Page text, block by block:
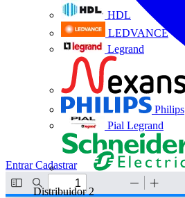
HDL
LEDVANCE
Legrand
Philips
Pial Legrand
Distribuidor 2
EntrarCadastrar